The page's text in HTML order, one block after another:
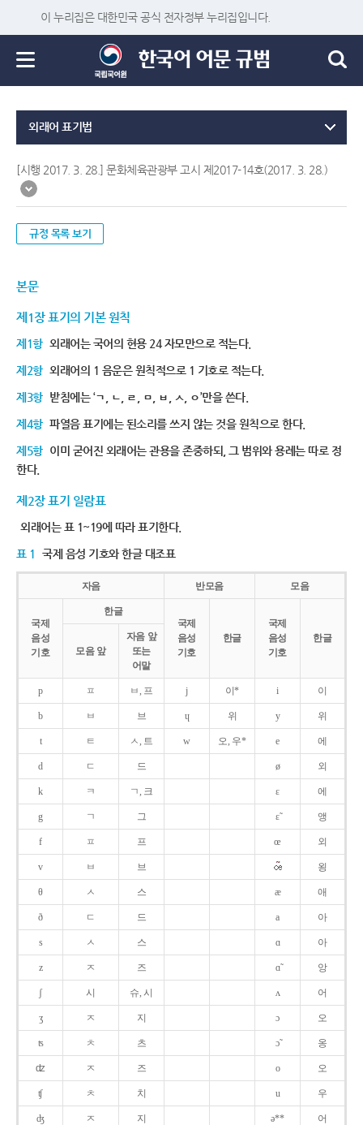
이 누리집은 대한민국 공식 전자정부 누리집입니다.
외래어 표기법
[시행 2017. 3. 28.] 문화체육관광부 고시 제2017-14호(2017. 3. 28.)
규정 목록 보기
본문
제1장 표기의 기본 원칙
제1항 외래어는 국어의 현용 24 자모만으로 적는다.
제2항 외래어의 1 음운은 원칙적으로 1 기호로 적는다.
제3항 받침에는 ‘ㄱ, ㄴ, ㄹ, ㅁ, ㅂ, ㅅ, ㅇ’만을 쓴다.
제4항 파열음 표기에는 된소리를 쓰지 않는 것을 원칙으로 한다.
제5항 이미 굳어진 외래어는 관용을 존중하되, 그 범위와 용례는 따로 정
한다.
제2장 표기 일람표
외래어는 표 1~19에 따라 표기한다.
표 1 국제 음성 기호와 한글 대조표
자음 반모음 모음
국제
음성
기호
한글
국제
음성
기호
한글
국제
음성
기호
한글
모음 앞
자음 앞
또는
어말
p ㅍ ㅂ, 프 j 이* i 이
b ㅂ 브 ɥ 위 y 위
t ㅌ ㅅ, 트 w 오, 우* e 에
d ㄷ 드 ø 외
k ㅋ ㄱ, 크 ɛ 에
g ㄱ 그 ɛ̃ 앵
f ㅍ 프 œ 외
v ㅂ 브 욍
θ ㅅ 스 æ 애
ð ㄷ 드 a 아
s ㅅ 스 ɑ 아
z ㅈ 즈 ɑ̃ 앙
ʃ 시 슈, 시 ʌ 어
ʒ ㅈ 지 ɔ 오
ʦ ㅊ 츠 ɔ̃ 옹
ʣ ㅈ 즈 o 오
ʧ ㅊ 치 u 우
ʤ ㅈ 지 ə** 어